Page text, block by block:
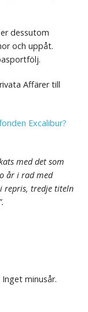
dessutom
och uppåt.
Affärer till
Excalibur?
med det som
år i rad med
repris, tredje titeln
minusår.